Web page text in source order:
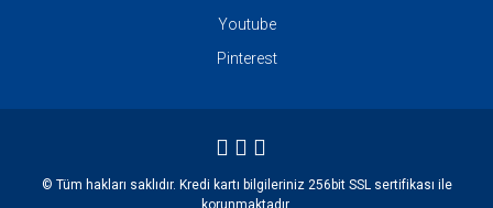
Youtube
Pinterest
© Tüm hakları saklıdır. Kredi kartı bilgileriniz 256bit SSL sertifikası ile
korunmaktadır.